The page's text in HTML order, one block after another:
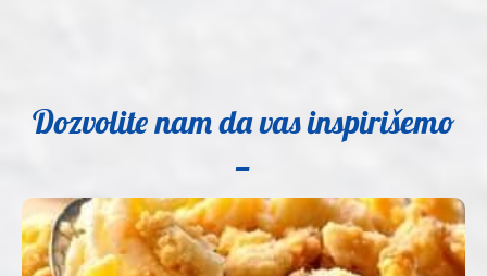
Dozvolite nam da vas inspirišemo